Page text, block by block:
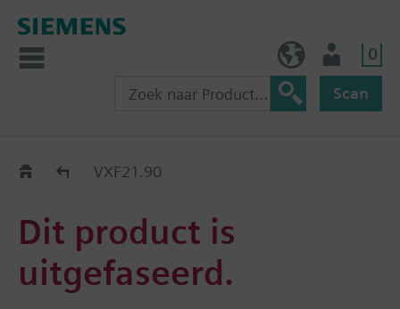
0
Scan
Old2NewVXF21.90
Dit product is
uitgefaseerd.